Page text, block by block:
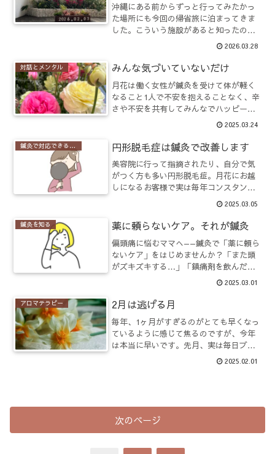
沖縄にある前からずっと行ってみたかっ
た場所にも今回の帰省旅に泊まってきま
した。こういう施設があると知ったのは
コロナ禍に見たガイヤシンフォニーの映
年も前ですからね。笑）このホテルの大
2026.03.28
対話とメンタル みんな気づいていないだけ
月花は働く女性が鍼灸を受けて体が軽く
なること1人で不安を抱えることなく、辛
さや不安を共有してみんなでハッピーに
なることを大切にしています。なので、
トさんがいらっしゃる一方で言葉通りず
っとおしゃべりしてる方...
2025.03.24
鍼灸で対応できる症例 円形脱毛症は鍼灸で改善します
美容院に行って指摘されたり、自分で気
がつく方も多い円形脱毛症。月花にお越
しになるお客様で実は毎年コンスタント
にいらっしゃるお悩みの一つがこの円形
脱毛症だったりします。 ただ、円形脱
毛症で鍼灸院を探す人🔍って本当に少な
いと感じています。そして...
2025.03.05
鍼灸を知る 薬に頼らないケア。それが鍼灸
偏頭痛に悩むママへ——鍼灸で「薬に頼ら
ないケア」をはじめませんか？「また頭
がズキズキする…」「鎮痛剤を飲んだけ
ど、なんだか体がだるい…」「子どもを
もしんどい…」そんな偏頭痛に悩まされ
2025.03.01
アロマテラピー 2月は逃げる月
毎年、1ヶ月がすぎるのがとても早くなっ
ているように感じて焦るのですが、今年
は本当に早いです。先月、実は毎日ブロ
グを書こうとして、途中で挫折。悔しい
2025.02.01
次のページ